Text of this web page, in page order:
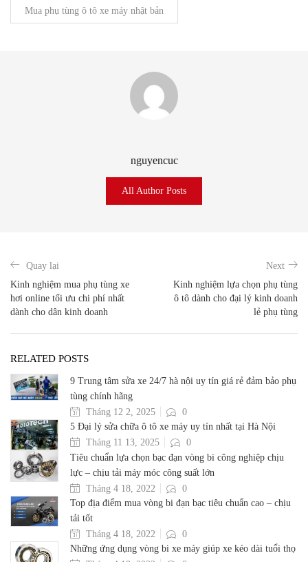
Mua phụ tùng ô tô xe máy nhật bản
nguyencuc
All Author Posts
Quay lại
Kinh nghiệm mua phụ tùng xe
hơi online tối ưu chi phí nhất
dành cho dân kinh doanh
Next
Kinh nghiệm lựa chọn phụ tùng
ô tô dành cho đại lý kinh doanh
lẻ phụ tùng
RELATED POSTS
9 Trung tâm sửa xe 24/7 hà nội uy tín giá rẻ đảm bảo phụ
tùng chính hãng
Tháng 12 2, 2025
0
5 Đại lý sửa chữa ô tô xe máy uy tín nhất tại Hà Nội
Tháng 11 13, 2025
0
Tiêu chuẩn lựa chọn bạc đạn vòng bi công nghiệp chịu
lực – chịu tải máy móc công suất lớn
Tháng 4 18, 2022
0
Top địa điểm mua vòng bi đạn bạc tiêu chuẩn cao – chịu
tải tốt
Tháng 4 18, 2022
0
Những ứng dụng vòng bi xe máy giúp xe kéo dài tuổi thọ